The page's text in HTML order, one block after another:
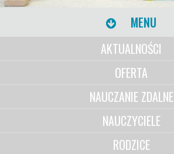
MENU
AKTUALNOŚCI
OFERTA
NAUCZANIE ZDALNE
NAUCZYCIELE
RODZICE